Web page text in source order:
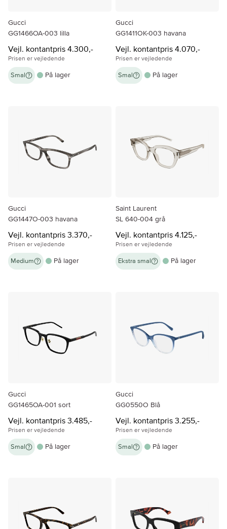
Gucci
GG1466OA-003 lilla
Vejl. kontantpris 4.300,-
Prisen er vejledende
Smal På lager
Gucci
GG1411OK-003 havana
Vejl. kontantpris 4.070,-
Prisen er vejledende
Smal På lager
Gucci
GG1447O-003 havana
Vejl. kontantpris 3.370,-
Prisen er vejledende
Medium På lager
Saint Laurent
SL 640-004 grå
Vejl. kontantpris 4.125,-
Prisen er vejledende
Ekstra smal På lager
Gucci
GG1465OA-001 sort
Vejl. kontantpris 3.485,-
Prisen er vejledende
Smal På lager
Gucci
GG0550O Blå
Vejl. kontantpris 3.255,-
Prisen er vejledende
Smal På lager